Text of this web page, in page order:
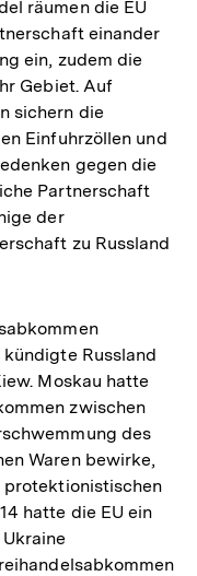
räumen die EU
einander
ein, zudem die
Gebiet. Auf
sichern die
Einfuhrzöllen und
gegen die
Partnerschaft
der
zu Russland
Russland
Moskau hatte
zwischen
des
Waren bewirke,
protektionistischen
hatte die EU ein